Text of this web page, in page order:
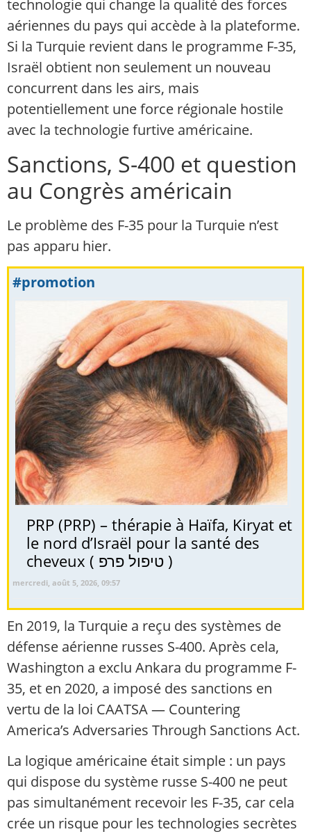
technologie qui change la qualité des forces
aériennes du pays qui accède à la plateforme.
Si la Turquie revient dans le programme F-35,
Israël obtient non seulement un nouveau
concurrent dans les airs, mais
potentiellement une force régionale hostile
avec la technologie furtive américaine.
Sanctions, S-400 et question
au Congrès américain
Le problème des F-35 pour la Turquie n’est
pas apparu hier.
#promotion
PRP (PRP) – thérapie à Haïfa, Kiryat et
le nord d’Israël pour la santé des
cheveux ( טיפול פרפ )
mercredi, août 5, 2026, 09:57
En 2019, la Turquie a reçu des systèmes de
défense aérienne russes S-400. Après cela,
Washington a exclu Ankara du programme F-
35, et en 2020, a imposé des sanctions en
vertu de la loi CAATSA — Countering
America’s Adversaries Through Sanctions Act.
La logique américaine était simple : un pays
qui dispose du système russe S-400 ne peut
pas simultanément recevoir les F-35, car cela
crée un risque pour les technologies secrètes